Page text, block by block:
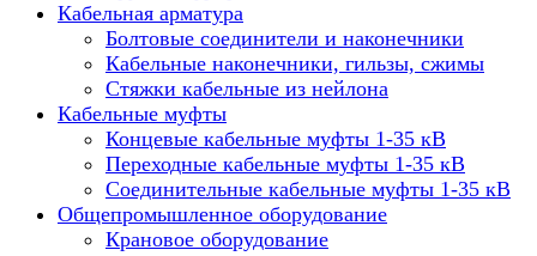
Кабельная арматура
Болтовые соединители и наконечники
Кабельные наконечники, гильзы, сжимы
Стяжки кабельные из нейлона
Кабельные муфты
Концевые кабельные муфты 1-35 кВ
Переходные кабельные муфты 1-35 кВ
Соединительные кабельные муфты 1-35 кВ
Общепромышленное оборудование
Крановое оборудование